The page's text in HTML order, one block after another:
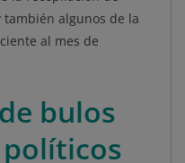
algunos de la
al mes de
bulos